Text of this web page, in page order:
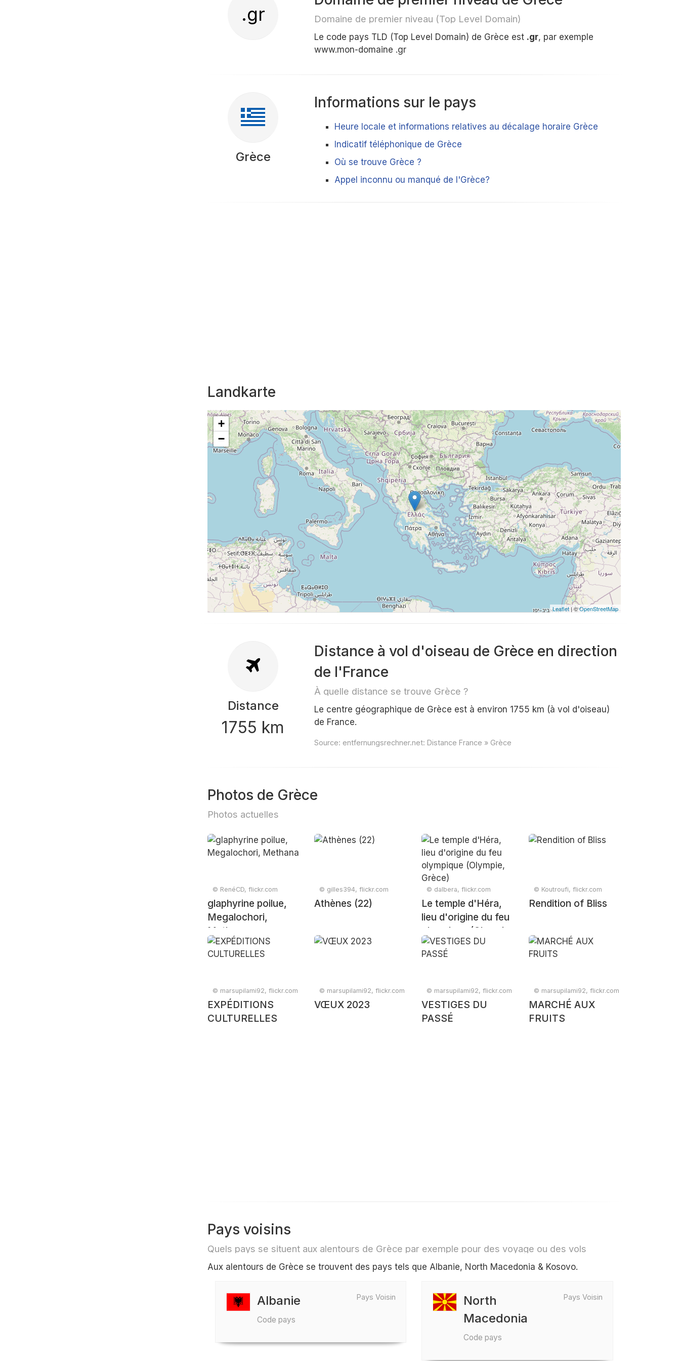
.gr Domaine de premier niveau (Top Level Domain)
Le code pays TLD (Top Level Domain) de Grèce est .gr, par exemple
www.mon-domaine .gr
Grèce
Informations sur le pays
Heure locale et informations relatives au décalage horaire Grèce
Indicatif téléphonique de Grèce
Où se trouve Grèce ?
Appel inconnu ou manqué de l'Grèce?
Landkarte
+
−
Leaflet| ©OpenStreetMap
Distance
1755 km
Distance à vol d'oiseau de Grèce en direction
de l'France
À quelle distance se trouve Grèce ?
Le centre géographique de Grèce est à environ 1755 km (à vol d'oiseau)
de France.
Source: entfernungsrechner.net: Distance France » Grèce
Photos de Grèce
Photos actuelles
© RenéCD, flickr.com
glaphyrine poilue,
Megalochori,
Methana
© gilles394, flickr.com
Athènes (22)
© dalbera, flickr.com
Le temple d'Héra,
lieu d'origine du feu
olympique (Olympie,
Grèce)
© Koutroufi, flickr.com
Rendition of Bliss
© marsupilami92, flickr.com
EXPÉDITIONS
CULTURELLES
© marsupilami92, flickr.com
VŒUX 2023
© marsupilami92, flickr.com
VESTIGES DU
PASSÉ
© marsupilami92, flickr.com
MARCHÉ AUX
FRUITS
Pays voisins
Quels pays se situent aux alentours de Grèce par exemple pour des voyage ou des vols
Aux alentours de Grèce se trouvent des pays tels que Albanie, North Macedonia & Kosovo.
Pays Voisin
Albanie
Code pays
Pays Voisin
North
Macedonia
Code pays